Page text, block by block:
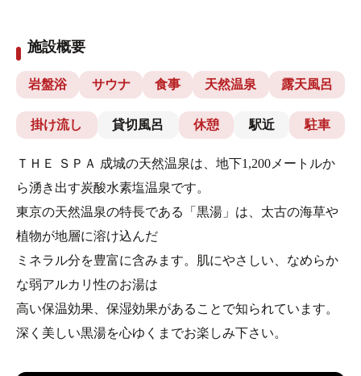
施設概要
岩盤浴 サウナ 食事 天然温泉 露天風呂
掛け流し 貸切風呂 休憩 駅近 駐車
ＴＨＥ ＳＰＡ 成城の天然温泉は、地下1,200メートルか
ら湧き出す炭酸水素塩温泉です。
東京の天然温泉の特長である「黒湯」は、太古の海草や
植物が地層に溶け込んだ
ミネラル分を豊富に含みます。肌にやさしい、なめらか
な弱アルカリ性のお湯は
高い保温効果、保湿効果があることで知られています。
深く美しい黒湯を心ゆくまでお楽しみ下さい。